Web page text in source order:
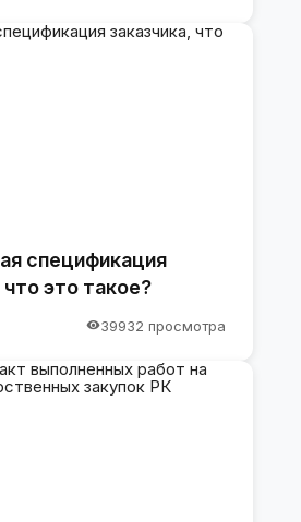
спецификация
что это такое?
39932 просмотра